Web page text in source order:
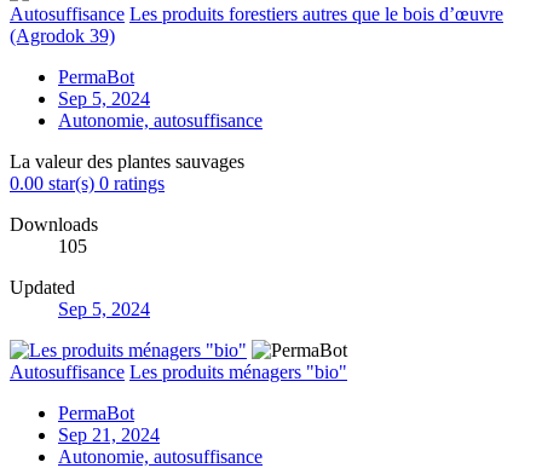
Autosuffisance Les produits forestiers autres que le bois d’œuvre
(Agrodok 39)
PermaBot
Sep 5, 2024
Autonomie, autosuffisance
La valeur des plantes sauvages
0.00 star(s) 0 ratings
Downloads
105
Updated
Sep 5, 2024
Autosuffisance Les produits ménagers "bio"
PermaBot
Sep 21, 2024
Autonomie, autosuffisance